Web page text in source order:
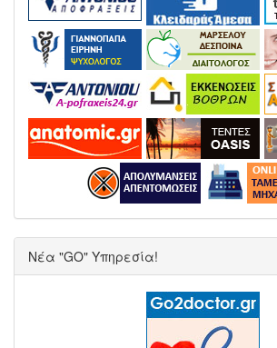
Νέα "GO" Υπηρεσία!